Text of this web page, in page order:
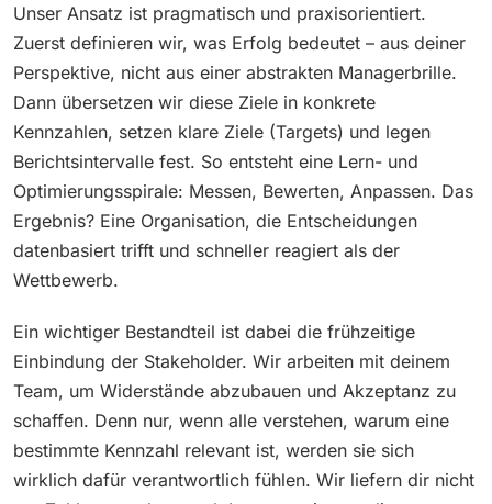
Unser Ansatz ist pragmatisch und praxisorientiert.
Zuerst definieren wir, was Erfolg bedeutet – aus deiner
Perspektive, nicht aus einer abstrakten Managerbrille.
Dann übersetzen wir diese Ziele in konkrete
Kennzahlen, setzen klare Ziele (Targets) und legen
Berichtsintervalle fest. So entsteht eine Lern- und
Optimierungsspirale: Messen, Bewerten, Anpassen. Das
Ergebnis? Eine Organisation, die Entscheidungen
datenbasiert trifft und schneller reagiert als der
Wettbewerb.
Ein wichtiger Bestandteil ist dabei die frühzeitige
Einbindung der Stakeholder. Wir arbeiten mit deinem
Team, um Widerstände abzubauen und Akzeptanz zu
schaffen. Denn nur, wenn alle verstehen, warum eine
bestimmte Kennzahl relevant ist, werden sie sich
wirklich dafür verantwortlich fühlen. Wir liefern dir nicht